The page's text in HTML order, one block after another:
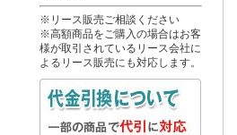
※リース販売ご相談ください
※高額商品をご購入の場合はお客
様が取引されているリース会社に
よるリース販売にも対応します。